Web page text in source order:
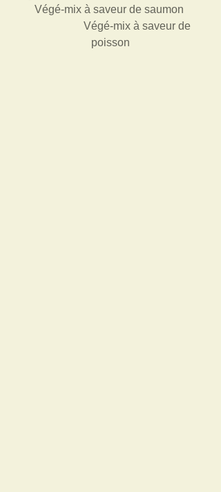
        Végé-mix à saveur de saumon
                    Végé-mix à saveur de
poisson